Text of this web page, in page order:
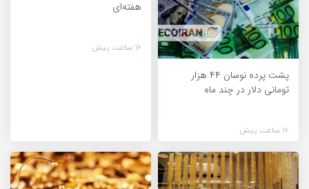
پشت پرده نوسان ۴۴ هزار
تومانی دلار در چند ماه
16 ساعت پیش
هفته‌ای
16 ساعت پیش